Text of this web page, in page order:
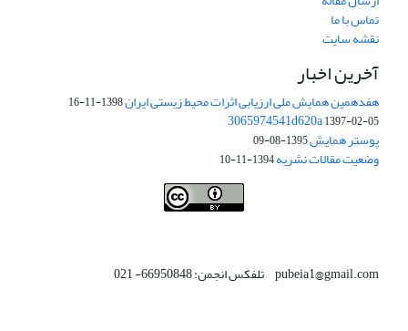
تماس با ما
نقشه سایت
آخرین اخبار
هفدهمین همایش ملی ارزیابی اثرات محیط زیستی ایران1398-11-16
3065974541d620a1397-02-05
پوستر همایش1395-08-09
وضعیت مقالات نشریه1394-11-10
pubeia1@gmail.com تلفکس انجمن: 66950848- 021